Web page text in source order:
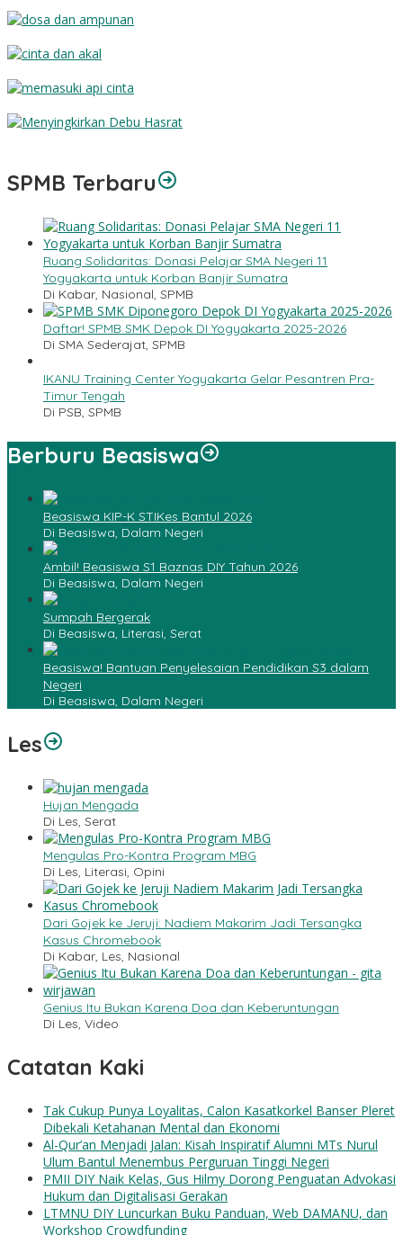
SPMB Terbaru
Ruang Solidaritas: Donasi Pelajar SMA Negeri 11
Yogyakarta untuk Korban Banjir Sumatra
Di Kabar, Nasional, SPMB
Daftar! SPMB SMK Depok DI Yogyakarta 2025-2026
Di SMA Sederajat, SPMB
IKANU Training Center Yogyakarta Gelar Pesantren Pra-
Timur Tengah
Di PSB, SPMB
Berburu Beasiswa
Beasiswa KIP-K STIKes Bantul 2026
Di Beasiswa, Dalam Negeri
Ambil! Beasiswa S1 Baznas DIY Tahun 2026
Di Beasiswa, Dalam Negeri
Sumpah Bergerak
Di Beasiswa, Literasi, Serat
Beasiswa! Bantuan Penyelesaian Pendidikan S3 dalam
Negeri
Di Beasiswa, Dalam Negeri
Les
Hujan Mengada
Di Les, Serat
Mengulas Pro-Kontra Program MBG
Di Les, Literasi, Opini
Dari Gojek ke Jeruji: Nadiem Makarim Jadi Tersangka
Kasus Chromebook
Di Kabar, Les, Nasional
Genius Itu Bukan Karena Doa dan Keberuntungan
Di Les, Video
Catatan Kaki
Tak Cukup Punya Loyalitas, Calon Kasatkorkel Banser Pleret
Dibekali Ketahanan Mental dan Ekonomi
Al-Qur’an Menjadi Jalan: Kisah Inspiratif Alumni MTs Nurul
Ulum Bantul Menembus Perguruan Tinggi Negeri
PMII DIY Naik Kelas, Gus Hilmy Dorong Penguatan Advokasi
Hukum dan Digitalisasi Gerakan
LTMNU DIY Luncurkan Buku Panduan, Web DAMANU, dan
Workshop Crowdfunding